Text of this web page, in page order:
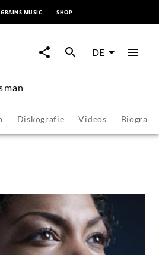
GRAINS MUSIC SHOP
DE
Diskografie Videos Biografie